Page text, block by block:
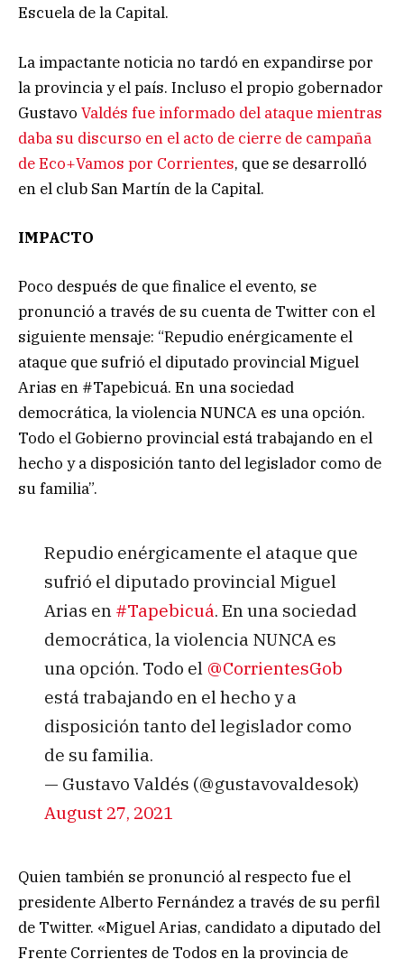
Escuela de la Capital.
La impactante noticia no tardó en expandirse por
la provincia y el país. Incluso el propio gobernador
Gustavo Valdés fue informado del ataque mientras
daba su discurso en el acto de cierre de campaña
de Eco+Vamos por Corrientes, que se desarrolló
en el club San Martín de la Capital.
IMPACTO
Poco después de que finalice el evento, se
pronunció a través de su cuenta de Twitter con el
siguiente mensaje: “Repudio enérgicamente el
ataque que sufrió el diputado provincial Miguel
Arias en #Tapebicuá. En una sociedad
democrática, la violencia NUNCA es una opción.
Todo el Gobierno provincial está trabajando en el
hecho y a disposición tanto del legislador como de
su familia”.
Repudio enérgicamente el ataque que
sufrió el diputado provincial Miguel
Arias en #Tapebicuá. En una sociedad
democrática, la violencia NUNCA es
una opción. Todo el @CorrientesGob
está trabajando en el hecho y a
disposición tanto del legislador como
de su familia.
— Gustavo Valdés (@gustavovaldesok)
August 27, 2021
Quien también se pronunció al respecto fue el
presidente Alberto Fernández a través de su perfil
de Twitter. «Miguel Arias, candidato a diputado del
Frente Corrientes de Todos en la provincia de